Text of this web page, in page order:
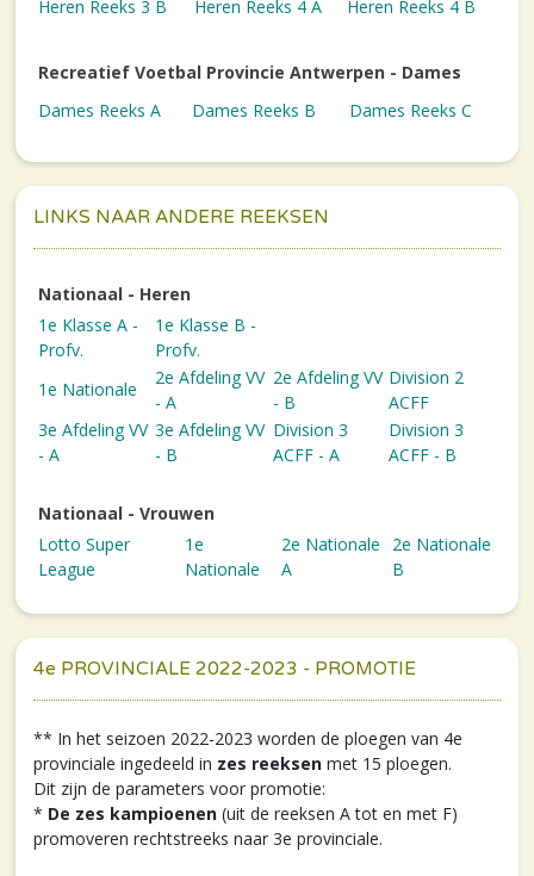
Heren Reeks 3 B Heren Reeks 4 A Heren Reeks 4 B
Recreatief Voetbal Provincie Antwerpen - Dames
Dames Reeks A
Dames Reeks B Dames Reeks C
LINKS NAAR ANDERE REEKSEN
Nationaal - Heren
1e Klasse A -
Profv.
1e Klasse B -
Profv.
1e Nationale
2e Afdeling VV
- A
2e Afdeling VV
- B
Division 2
ACFF
3e Afdeling VV
- A
3e Afdeling VV
- B
Division 3
ACFF - A
Division 3
ACFF - B
Nationaal - Vrouwen
Lotto Super
League
1e
Nationale
2e Nationale
A
2e Nationale
B
4e PROVINCIALE 2022-2023 - PROMOTIE
** In het seizoen 2022-2023 worden de ploegen van 4e
provinciale ingedeeld in zes reeksen met 15 ploegen.
Dit zijn de parameters voor promotie:
* De zes kampioenen (uit de reeksen A tot en met F)
promoveren rechtstreeks naar 3e provinciale.